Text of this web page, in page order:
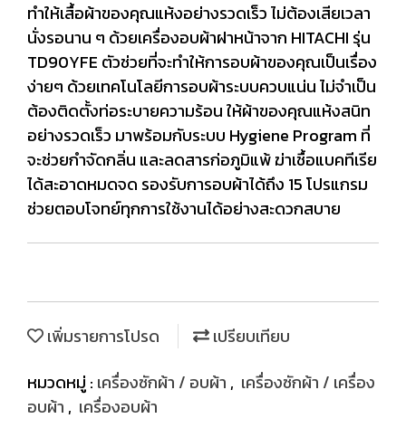
ทำให้เสื้อผ้าของคุณแห้งอย่างรวดเร็ว ไม่ต้องเสียเวลา
นั่งรอนาน ๆ ด้วยเครื่องอบผ้าฝาหน้าจาก HITACHI รุ่น
TD90YFE ตัวช่วยที่จะทำให้การอบผ้าของคุณเป็นเรื่อง
ง่ายๆ ด้วยเทคโนโลยีการอบผ้าระบบควบแน่น ไม่จำเป็น
ต้องติดตั้งท่อระบายความร้อน ให้ผ้าของคุณแห้งสนิท
อย่างรวดเร็ว มาพร้อมกับระบบ Hygiene Program ที่
จะช่วยกำจัดกลิ่น และลดสารก่อภูมิแพ้ ฆ่าเชื้อแบคทีเรีย
ได้สะอาดหมดจด รองรับการอบผ้าได้ถึง 15 โปรแกรม
ช่วยตอบโจทย์ทุกการใช้งานได้อย่างสะดวกสบาย
เพิ่มรายการโปรด
เปรียบเทียบ
หมวดหมู่ : เครื่องซักผ้า / อบผ้า , เครื่องซักผ้า / เครื่อง
อบผ้า , เครื่องอบผ้า